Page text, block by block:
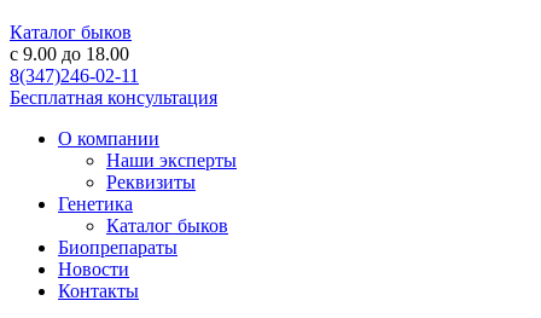
Каталог быков
c 9.00 до 18.00
8(347)246-02-11
Бесплатная консультация
О компании
Наши эксперты
Реквизиты
Генетика
Каталог быков
Биопрепараты
Новости
Контакты